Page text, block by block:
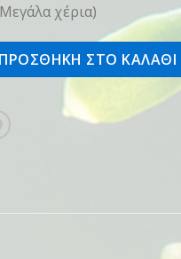
χέρια)
ΠΡΟΣΘΗΚΗ ΣΤΟ ΚΑΛΑΘΙ